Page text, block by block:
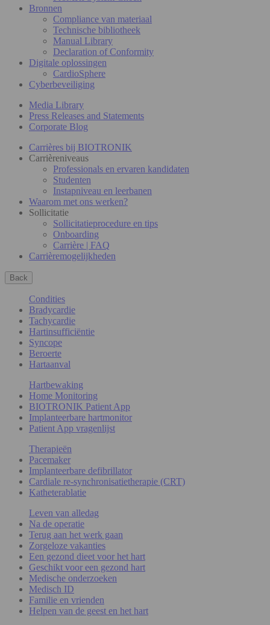
Bronnen
Compliance van materiaal
Technische bibliotheek
Manual Library
Declaration of Conformity
Digitale oplossingen
CardioSphere
Cyberbeveiliging
Media Library
Press Releases and Statements
Corporate Blog
Carrières bij BIOTRONIK
Carrièreniveaus
Professionals en ervaren kandidaten
Studenten
Instapniveau en leerbanen
Waarom met ons werken?
Sollicitatie
Sollicitatieprocedure en tips
Onboarding
Carrière | FAQ
Carrièremogelijkheden
Back
Condities
Bradycardie
Tachycardie
Hartinsufficiëntie
Syncope
Beroerte
Hartaanval
Hartbewaking
Home Monitoring
BIOTRONIK Patient App
Implanteerbare hartmonitor
Patient App vragenlijst
Therapieën
Pacemaker
Implanteerbare defibrillator
Cardiale re-synchronisatietherapie (CRT)
Katheterablatie
Leven van alledag
Na de operatie
Terug aan het werk gaan
Zorgeloze vakanties
Een gezond dieet voor het hart
Geschikt voor een gezond hart
Medische onderzoeken
Medisch ID
Familie en vrienden
Helpen van de geest en het hart